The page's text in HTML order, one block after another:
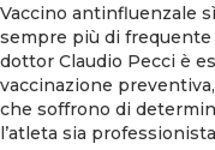
Vaccino antinfluenzale
sempre più di
dottor Claudio Pecci è
vaccinazione
che soffrono di
l’atleta sia